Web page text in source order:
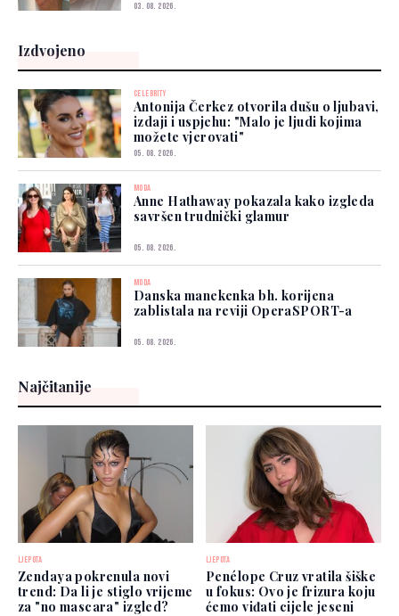
03. 08. 2026.
Izdvojeno
CELEBRITY
Antonija Čerkez otvorila dušu o ljubavi,
izdaji i uspjehu: "Malo je ljudi kojima
možete vjerovati"
05. 08. 2026.
MODA
Anne Hathaway pokazala kako izgleda
savršen trudnički glamur
05. 08. 2026.
MODA
Danska manekenka bh. korijena
zablistala na reviji OperaSPORT-a
05. 08. 2026.
Najčitanije
LJEPOTA
Zendaya pokrenula novi
trend: Da li je stiglo vrijeme
za "no mascara" izgled?
LJEPOTA
Penélope Cruz vratila šiške
u fokus: Ovo je frizura koju
ćemo viđati cijele jeseni